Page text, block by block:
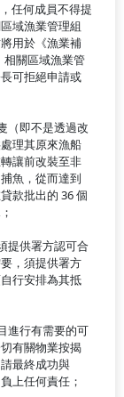
任何成員不得提
域漁業管理組
用於《漁業補
相關區域漁業管
可拒絕申請或
（即不是透過改
理其原來漁船
讓前改裝至非
魚，從而達到
款批出的 36 個
提供署方認可合
，須提供署方
行安排為其抵
進行有需要的可
有關物業按揭
最終成功與
上任何責任；